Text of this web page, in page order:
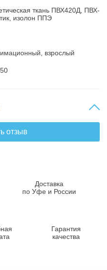
ткань ПВХ420Д, ПВХ-
изолон ППЭ
взрослый
отзыв
Доставка
по Уфе и России
Гарантия
качества